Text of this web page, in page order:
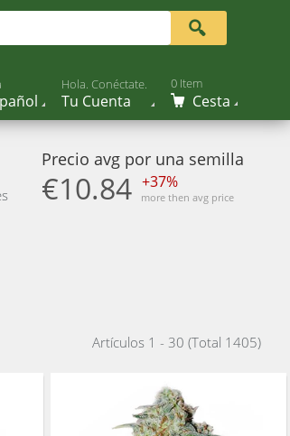
Hola. Conéctate.
Tu Cuenta
0 Item
Cesta
Precio avg por una semilla
€10.84 +37%
more then avg price
Artículos 1 - 30 (Total 1405)